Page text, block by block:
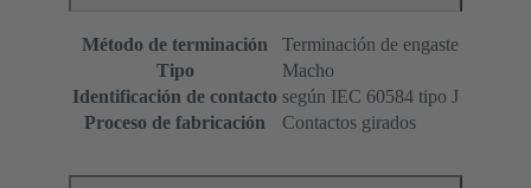
Método de terminación
Terminación de engaste
Tipo
Macho
Identificación de contacto según IEC 60584 tipo J
Proceso de fabricación
Contactos girados